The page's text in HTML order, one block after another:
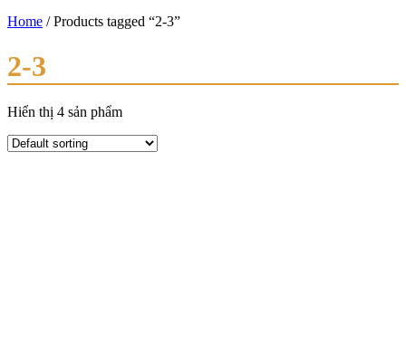
Home / Products tagged “2-3”
2-3
Hiển thị 4 sản phẩm